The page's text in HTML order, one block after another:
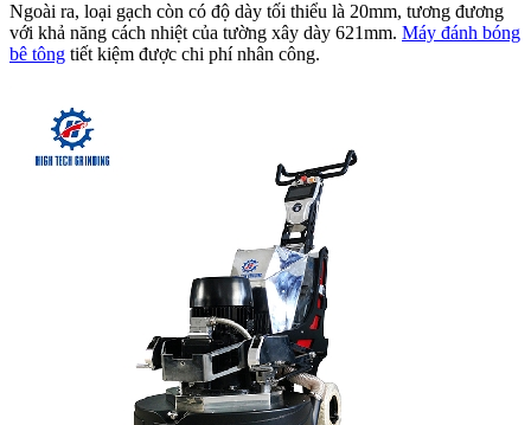
Ngoài ra, loại gạch còn có độ dày tối thiểu là 20mm, tương đương
với khả năng cách nhiệt của tường xây dày 621mm. Máy đánh bóng
bê tông tiết kiệm được chi phí nhân công.